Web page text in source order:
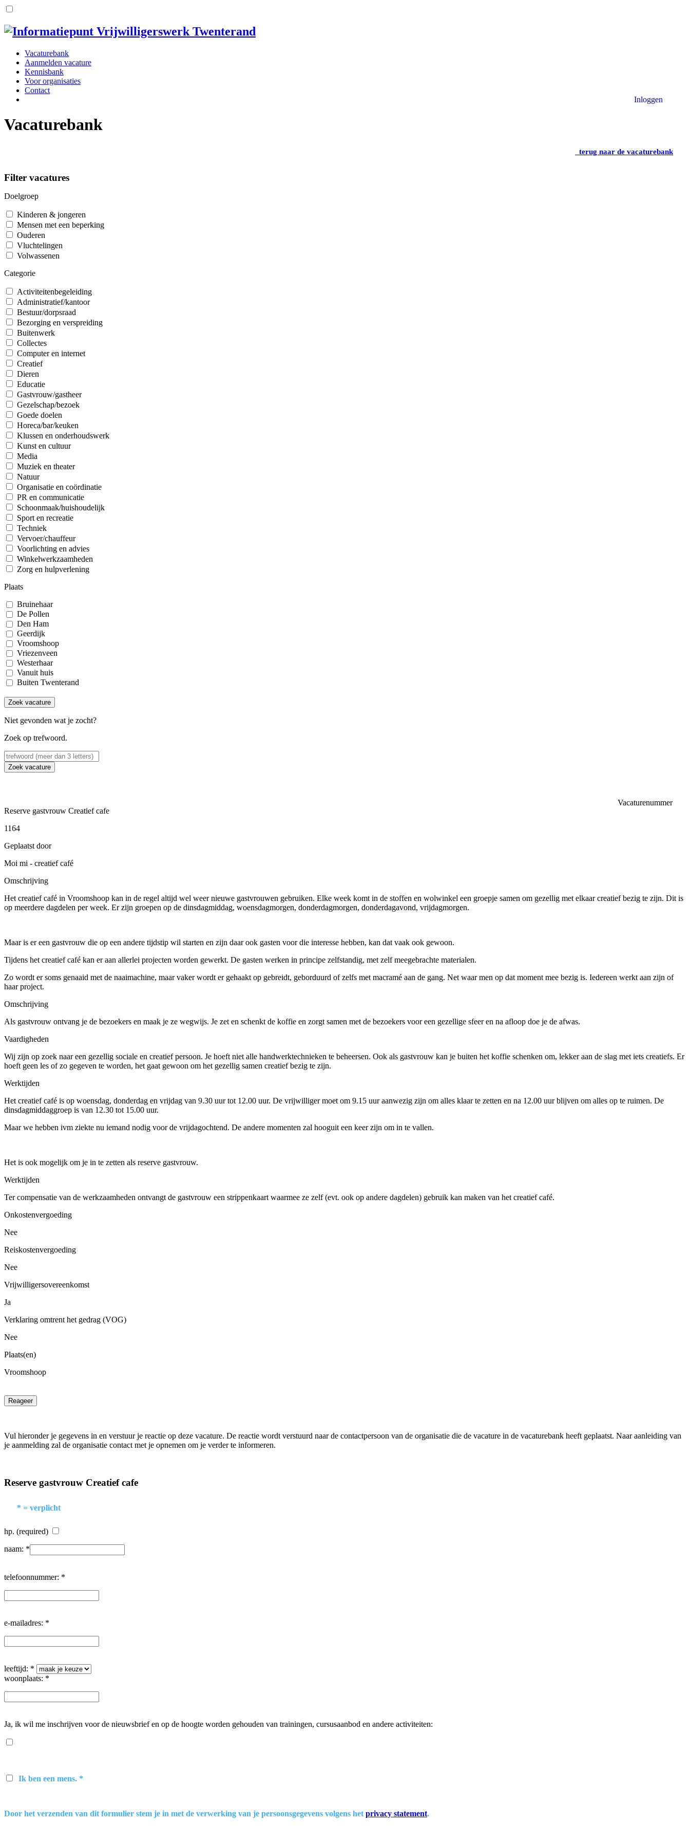
Vacaturebank
Aanmelden vacature
Kennisbank
Voor organisaties
Contact
Inloggen
Vacaturebank
terug naar de vacaturebank
Filter vacatures
Doelgroep
Kinderen & jongeren
Mensen met een beperking
Ouderen
Vluchtelingen
Volwassenen
Categorie
Activiteitenbegeleiding
Administratief/kantoor
Bestuur/dorpsraad
Bezorging en verspreiding
Buitenwerk
Collectes
Computer en internet
Creatief
Dieren
Educatie
Gastvrouw/gastheer
Gezelschap/bezoek
Goede doelen
Horeca/bar/keuken
Klussen en onderhoudswerk
Kunst en cultuur
Media
Muziek en theater
Natuur
Organisatie en coördinatie
PR en communicatie
Schoonmaak/huishoudelijk
Sport en recreatie
Techniek
Vervoer/chauffeur
Voorlichting en advies
Winkelwerkzaamheden
Zorg en hulpverlening
Plaats
Bruinehaar
De Pollen
Den Ham
Geerdijk
Vroomshoop
Vriezenveen
Westerhaar
Vanuit huis
Buiten Twenterand
Zoek vacature
Niet gevonden wat je zocht?
Zoek op trefwoord.
Zoek vacature
Reserve gastvrouw Creatief cafe
Vacaturenummer
1164
Geplaatst door
Moi mi - creatief café
Omschrijving
Het creatief café in Vroomshoop kan in de regel altijd wel weer nieuwe gastvrouwen gebruiken. Elke week komt in de stoffen en wolwinkel een groepje samen om gezellig met elkaar creatief bezig te zijn. Dit is
op meerdere dagdelen per week. Er zijn groepen op de dinsdagmiddag, woensdagmorgen, donderdagmorgen, donderdagavond, vrijdagmorgen.
Maar is er een gastvrouw die op een andere tijdstip wil starten en zijn daar ook gasten voor die interesse hebben, kan dat vaak ook gewoon.
Tijdens het creatief café kan er aan allerlei projecten worden gewerkt. De gasten werken in principe zelfstandig, met zelf meegebrachte materialen.
Zo wordt er soms genaaid met de naaimachine, maar vaker wordt er gehaakt op gebreidt, geborduurd of zelfs met macramé aan de gang. Net waar men op dat moment mee bezig is. Iedereen werkt aan zijn of
haar project.
Omschrijving
Als gastvrouw ontvang je de bezoekers en maak je ze wegwijs. Je zet en schenkt de koffie en zorgt samen met de bezoekers voor een gezellige sfeer en na afloop doe je de afwas.
Vaardigheden
Wij zijn op zoek naar een gezellig sociale en creatief persoon. Je hoeft niet alle handwerktechnieken te beheersen. Ook als gastvrouw kan je buiten het koffie schenken om, lekker aan de slag met iets creatiefs. Er
hoeft geen les of zo gegeven te worden, het gaat gewoon om het gezellig samen creatief bezig te zijn.
Werktijden
Het creatief café is op woensdag, donderdag en vrijdag van 9.30 uur tot 12.00 uur. De vrijwilliger moet om 9.15 uur aanwezig zijn om alles klaar te zetten en na 12.00 uur blijven om alles op te ruimen. De
dinsdagmiddaggroep is van 12.30 tot 15.00 uur.
Maar we hebben ivm ziekte nu iemand nodig voor de vrijdagochtend. De andere momenten zal hooguit een keer zijn om in te vallen.
Het is ook mogelijk om je in te zetten als reserve gastvrouw.
Werktijden
Ter compensatie van de werkzaamheden ontvangt de gastvrouw een strippenkaart waarmee ze zelf (evt. ook op andere dagdelen) gebruik kan maken van het creatief café.
Onkostenvergoeding
Nee
Reiskostenvergoeding
Nee
Vrijwilligersovereenkomst
Ja
Verklaring omtrent het gedrag (VOG)
Nee
Plaats(en)
Vroomshoop
Reageer
Vul hieronder je gegevens in en verstuur je reactie op deze vacature. De reactie wordt verstuurd naar de contactpersoon van de organisatie die de vacature in de vacaturebank heeft geplaatst. Naar aanleiding van
je aanmelding zal de organisatie contact met je opnemen om je verder te informeren.
Reserve gastvrouw Creatief cafe
* = verplicht
hp. (required)
naam: *
telefoonnummer: *
e-mailadres: *
leeftijd: *
woonplaats: *
Ja, ik wil me inschrijven voor de nieuwsbrief en op de hoogte worden gehouden van trainingen, cursusaanbod en andere activiteiten:
Ik ben een mens. *
Door het verzenden van dit formulier stem je in met de verwerking van je persoonsgegevens volgens het privacy statement.